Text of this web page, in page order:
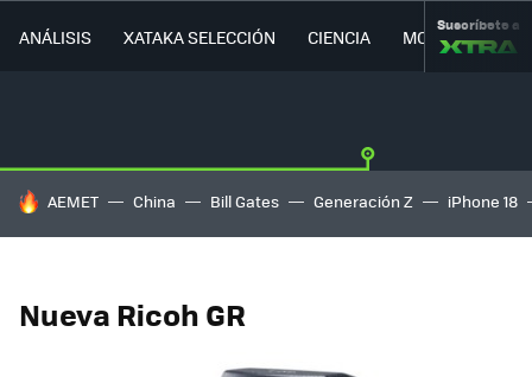
ANÁLISIS XATAKA SELECCIÓN CIENCIA MOVILIDAD
Suscríbete a
HOY SE HABLA DE
AEMET China Bill Gates Generación Z iPhone 18
Nueva Ricoh GR